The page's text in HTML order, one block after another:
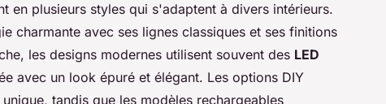
en plusieurs styles qui s'adaptent à divers intérieurs.
charmante avec ses lignes classiques et ses finitions
les designs modernes utilisent souvent des LED
avec un look épuré et élégant. Les options DIY
tandis que les modèles rechargeables